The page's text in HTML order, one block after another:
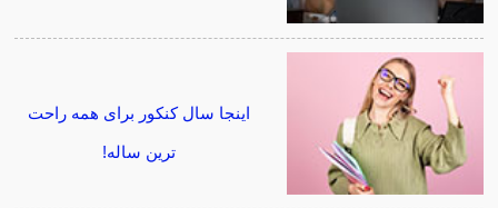
اینجا سال کنکور برای همه راحت
ترین ساله!